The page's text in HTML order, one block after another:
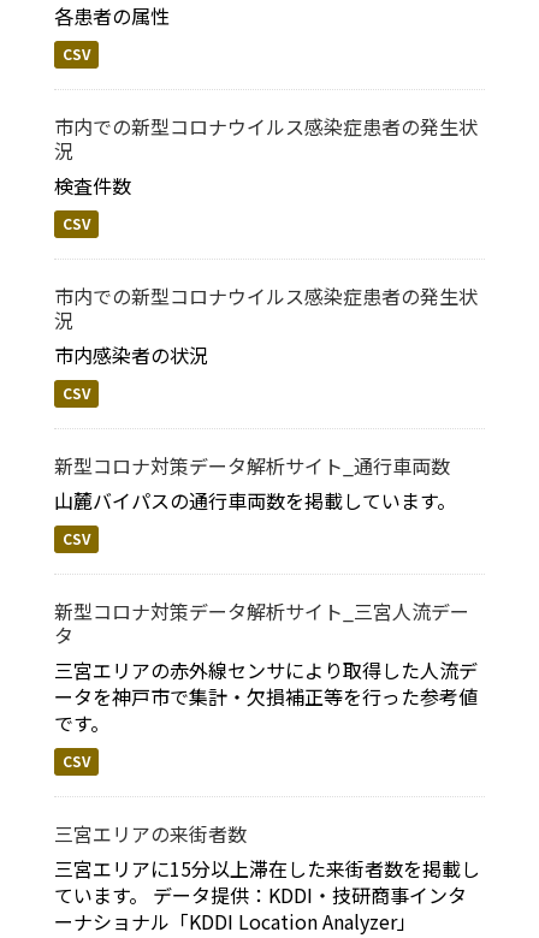
各患者の属性
CSV
市内での新型コロナウイルス感染症患者の発生状
況
検査件数
CSV
市内での新型コロナウイルス感染症患者の発生状
況
市内感染者の状況
CSV
新型コロナ対策データ解析サイト_通行車両数
山麓バイパスの通行車両数を掲載しています。
CSV
新型コロナ対策データ解析サイト_三宮人流デー
タ
三宮エリアの赤外線センサにより取得した人流デ
ータを神戸市で集計・欠損補正等を行った参考値
です。
CSV
三宮エリアの来街者数
三宮エリアに15分以上滞在した来街者数を掲載し
ています。 データ提供：KDDI・技研商事インタ
ーナショナル「KDDI Location Analyzer」